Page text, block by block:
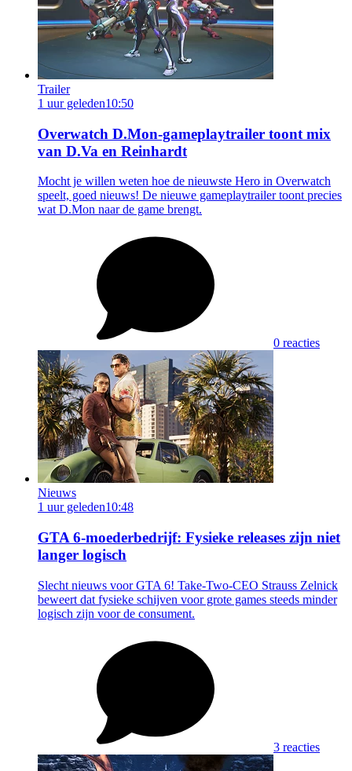
Trailer
1 uur geleden10:50
Overwatch D.Mon-gameplaytrailer toont mix
van D.Va en Reinhardt
Mocht je willen weten hoe de nieuwste Hero in Overwatch
speelt, goed nieuws! De nieuwe gameplaytrailer toont precies
wat D.Mon naar de game brengt.
0 reacties
Nieuws
1 uur geleden10:48
GTA 6-moederbedrijf: Fysieke releases zijn niet
langer logisch
Slecht nieuws voor GTA 6! Take-Two-CEO Strauss Zelnick
beweert dat fysieke schijven voor grote games steeds minder
logisch zijn voor de consument.
3 reacties